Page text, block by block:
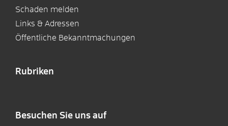
Schaden melden
Links & Adressen
Öffentliche Bekanntmachungen
Rubriken
Besuchen Sie uns auf